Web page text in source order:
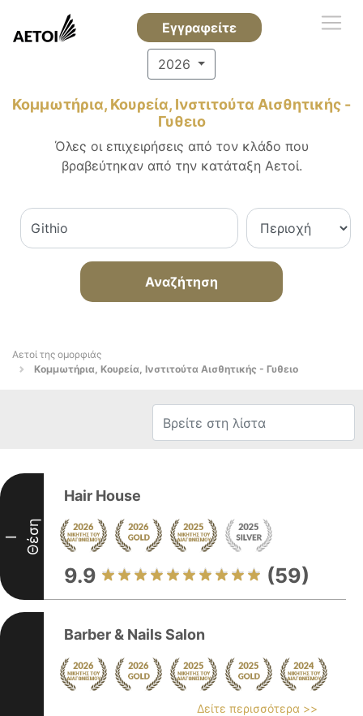
Εγγραφείτε
2026
Κομμωτήρια, Κουρεία, Ινστιτούτα Αισθητικής -
Γυθειο
Όλες οι επιχειρήσεις από τον κλάδο που
βραβεύτηκαν από την κατάταξη Αετοί.
Αναζήτηση
Αετοί της ομορφιάς
Κομμωτήρια, Κουρεία, Ινστιτούτα Αισθητικής - Γυθειο
I Θέση
Hair House
9.9 (59)
Barber & Nails Salon
Δείτε περισσότερα >>